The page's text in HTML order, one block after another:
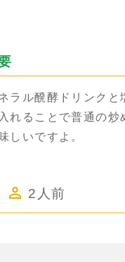
ラル醗酵ドリンクと
れることで普通の
しいですよ。
2人前